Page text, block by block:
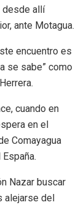
desde allí
ante Motagua.
encuentro es
se sabe” como
cuando en
en el
Comayagua
Nazar buscar
alejarse del